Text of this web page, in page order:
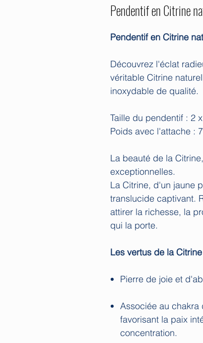
Pendentif en Citrine
Pendentif en Citrine
Découvrez l'éclat
véritable Citrine
inoxydable de qualité.
Taille du pendentif : 2
Poids avec l'attache :
La beauté de la
exceptionnelles.
La Citrine, d'un jaune
translucide captivant.
attirer la richesse, la
qui la porte.
Les vertus de la
Pierre de joie et
Associée au chakra
favorisant la paix
concentration.